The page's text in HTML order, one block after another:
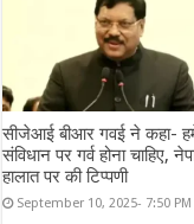
सीजेआई बीआर गवई ने कहा-
संविधान पर गर्व होना चाहिए,
हालात पर की टिप्पणी
September 10, 2025- 7:50 PM